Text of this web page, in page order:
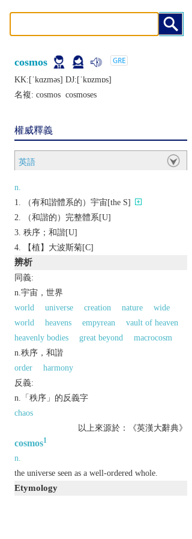
cosmos
KK:[ˈkɑzmǝs] DJ:[ˈkɒzmɒs]
名複: cosmos cosmoses
權威釋義
英語
n.
（有和諧體系的）宇宙[the S]
（和諧的）完整體系[U]
秩序；和諧[U]
【植】大波斯菊[C]
辨析
同義:
n.宇宙，世界
world
universe creation nature
wide
world
heavens empyrean
vault of heaven
heavenly bodies
great beyond
macrocosm
n.秩序，和諧
order
harmony
反義:
n.「秩序」的反義字
chaos
以上來源於：《英漢大辭典》
cosmos1
n.
the universe seen as a well-ordered whole.
Etymology